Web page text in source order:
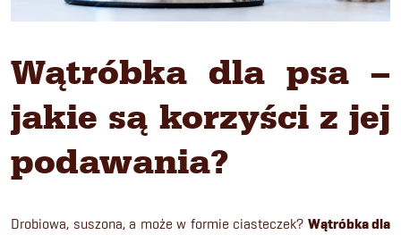
Wątróbka dla psa –
jakie są korzyści z jej
podawania?
Drobiowa, suszona, a może w formie ciasteczek? Wątróbka dla